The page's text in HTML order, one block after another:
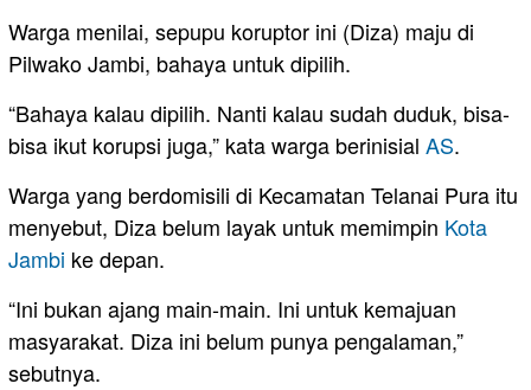
Warga menilai, sepupu koruptor ini (Diza) maju di
Pilwako Jambi, bahaya untuk dipilih.
“Bahaya kalau dipilih. Nanti kalau sudah duduk, bisa-
bisa ikut korupsi juga,” kata warga berinisial AS.
Warga yang berdomisili di Kecamatan Telanai Pura itu
menyebut, Diza belum layak untuk memimpin Kota
Jambi ke depan.
“Ini bukan ajang main-main. Ini untuk kemajuan
masyarakat. Diza ini belum punya pengalaman,”
sebutnya.